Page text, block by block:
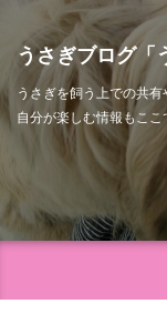
うさぎブログ「
うさぎを飼う上での共有
自分が楽しむ情報もここ